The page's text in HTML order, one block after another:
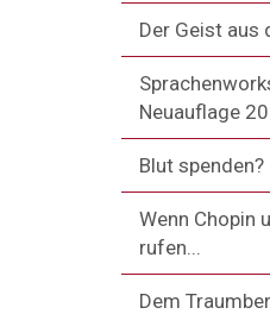
Der Geist aus
Neuauflage
Blut spenden?
Wenn Chopin
rufen...
Dem